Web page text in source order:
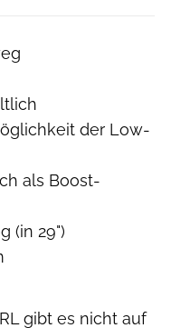
der Low-
als Boost-
(in 29")
gibt es nicht auf